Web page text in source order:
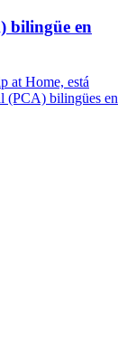
bilingüe en
at Home, está
(PCA) bilingües en